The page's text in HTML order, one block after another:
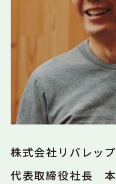
株式会社リバレッ
代表取締役社長